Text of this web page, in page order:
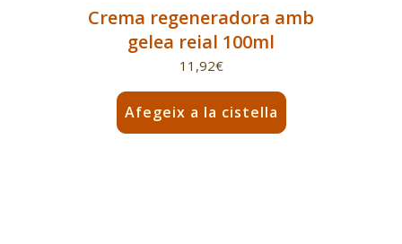
Crema regeneradora amb
gelea reial 100ml
11,92€
Afegeix a la cistella